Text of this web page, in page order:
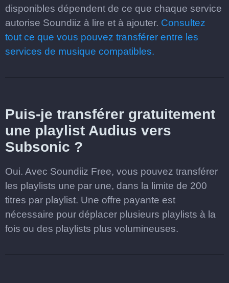
disponibles dépendent de ce que chaque service
autorise Soundiiz à lire et à ajouter. Consultez
tout ce que vous pouvez transférer entre les
services de musique compatibles.
Puis-je transférer gratuitement
une playlist Audius vers
Subsonic ?
Oui. Avec Soundiiz Free, vous pouvez transférer
les playlists une par une, dans la limite de 200
titres par playlist. Une offre payante est
nécessaire pour déplacer plusieurs playlists à la
fois ou des playlists plus volumineuses.